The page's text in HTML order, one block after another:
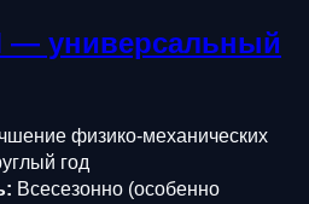
— универсальный
физико-механических
год
Всесезонно (особенно